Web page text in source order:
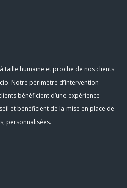
taille humaine et proche de nos clients
Notre périmètre d’intervention
bénéficient d’une expérience
et bénéficient de la mise en place de
personnalisées.